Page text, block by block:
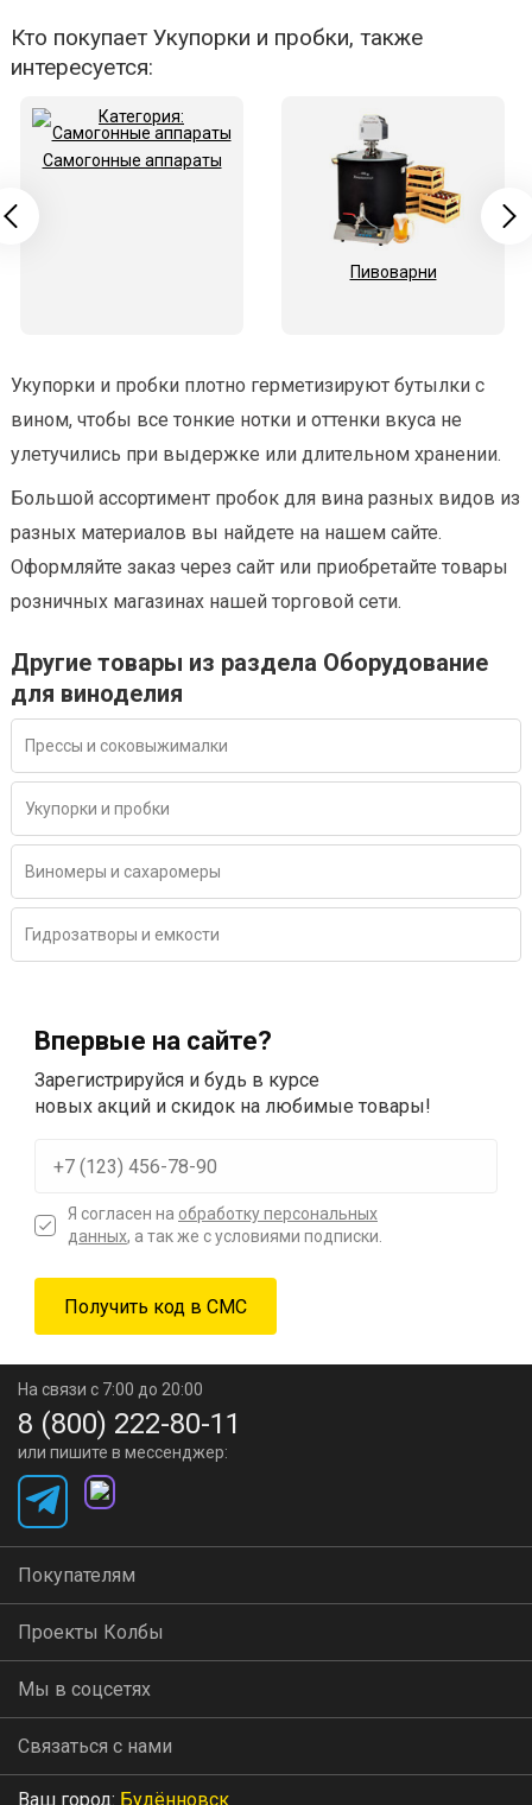
Кто покупает Укупорки и пробки, также
интересуется:
Самогонные аппараты
Пивоварни
Укупорки и пробки плотно герметизируют бутылки с
вином, чтобы все тонкие нотки и оттенки вкуса не
улетучились при выдержке или длительном хранении.
Большой ассортимент пробок для вина разных видов из
разных материалов вы найдете на нашем сайте.
Оформляйте заказ через сайт или приобретайте товары
розничных магазинах нашей торговой сети.
Другие товары из раздела Оборудование
для виноделия
Прессы и соковыжималки
Укупорки и пробки
Виномеры и сахаромеры
Гидрозатворы и емкости
Впервые на сайте?
Зарегистрируйся и будь в курсе
новых акций и скидок на любимые товары!
Я согласен на обработку персональных
данных, а так же с условиями подписки.
На связи с 7:00 до 20:00
8 (800) 222-80-11
или пишите в мессенджер:
Покупателям
Проекты Колбы
Мы в соцсетях
Связаться с нами
Ваш город: Будённовск